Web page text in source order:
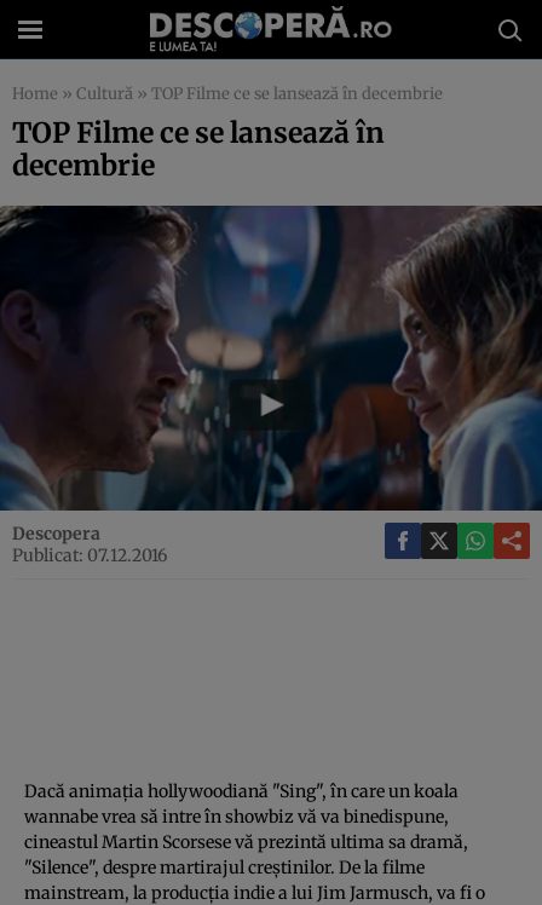
Home » Cultură » TOP Filme ce se lansează în decembrie
TOP Filme ce se lansează în
decembrie
Descopera
Publicat: 07.12.2016
Dacă animaţia hollywoodiană "Sing", în care un koala
wannabe vrea să intre în showbiz vă va binedispune,
cineastul Martin Scorsese vă prezintă ultima sa dramă,
"Silence", despre martirajul creştinilor. De la filme
mainstream, la producţia indie a lui Jim Jarmusch, va fi o